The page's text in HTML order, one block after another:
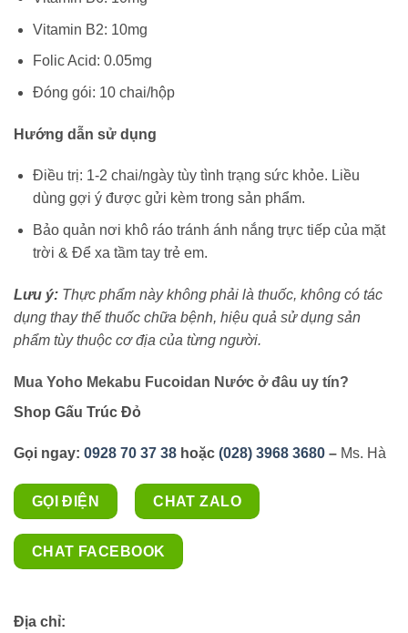
Vitamin B2: 10mg
Folic Acid: 0.05mg
Đóng gói: 10 chai/hộp
Hướng dẫn sử dụng
Điều trị: 1-2 chai/ngày tùy tình trạng sức khỏe. Liều
dùng gợi ý được gửi kèm trong sản phẩm.
Bảo quản nơi khô ráo tránh ánh nắng trực tiếp của mặt
trời & Để xa tầm tay trẻ em.
Lưu ý: Thực phẩm này không phải là thuốc, không có tác
dụng thay thế thuốc chữa bệnh, hiệu quả sử dụng sản
phẩm tùy thuộc cơ địa của từng người.
Mua Yoho Mekabu Fucoidan Nước ở đâu uy tín?
Shop Gấu Trúc Đỏ
Gọi ngay: 0928 70 37 38 hoặc (028) 3968 3680 – Ms. Hà
GỌI ĐIỆN CHAT ZALO
CHAT FACEBOOK
Địa chỉ: